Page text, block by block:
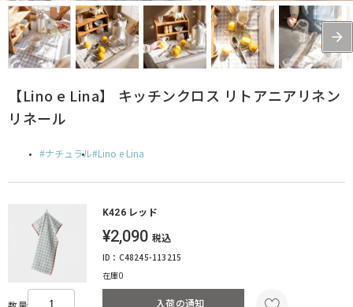
【Lino e Lina】 キッチンクロス リトアニアリネン
リネール
ナチュラル Lino e Lina
K426 レッド
¥2,090 税込
ID：C48245-113215
在庫0
入荷の通知